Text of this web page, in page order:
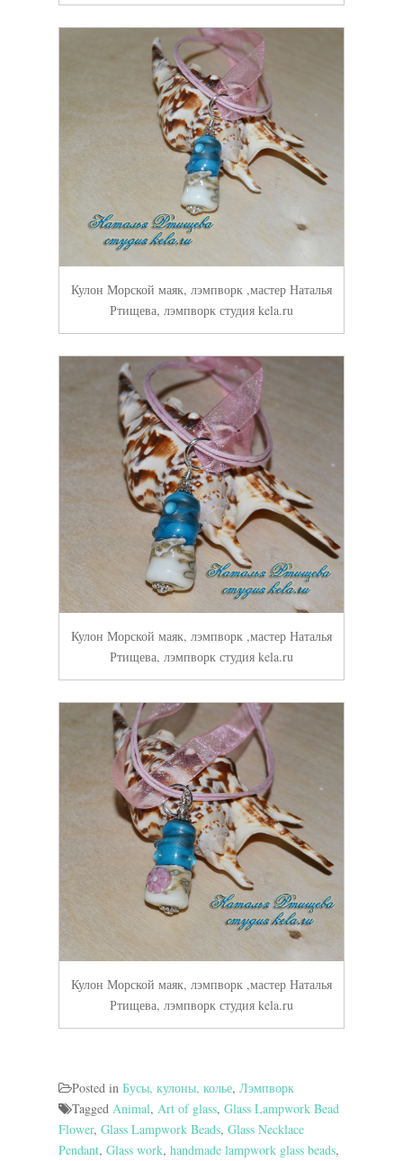
Кулон Морской маяк, лэмпворк ,мастер Наталья
Ртищева, лэмпворк студия kela.ru
Кулон Морской маяк, лэмпворк ,мастер Наталья
Ртищева, лэмпворк студия kela.ru
Кулон Морской маяк, лэмпворк ,мастер Наталья
Ртищева, лэмпворк студия kela.ru
Posted in Бусы, кулоны, колье, Лэмпворк
Tagged Animal, Art of glass, Glass Lampwork Bead
Flower, Glass Lampwork Beads, Glass Necklace
Pendant, Glass work, handmade lampwork glass beads,